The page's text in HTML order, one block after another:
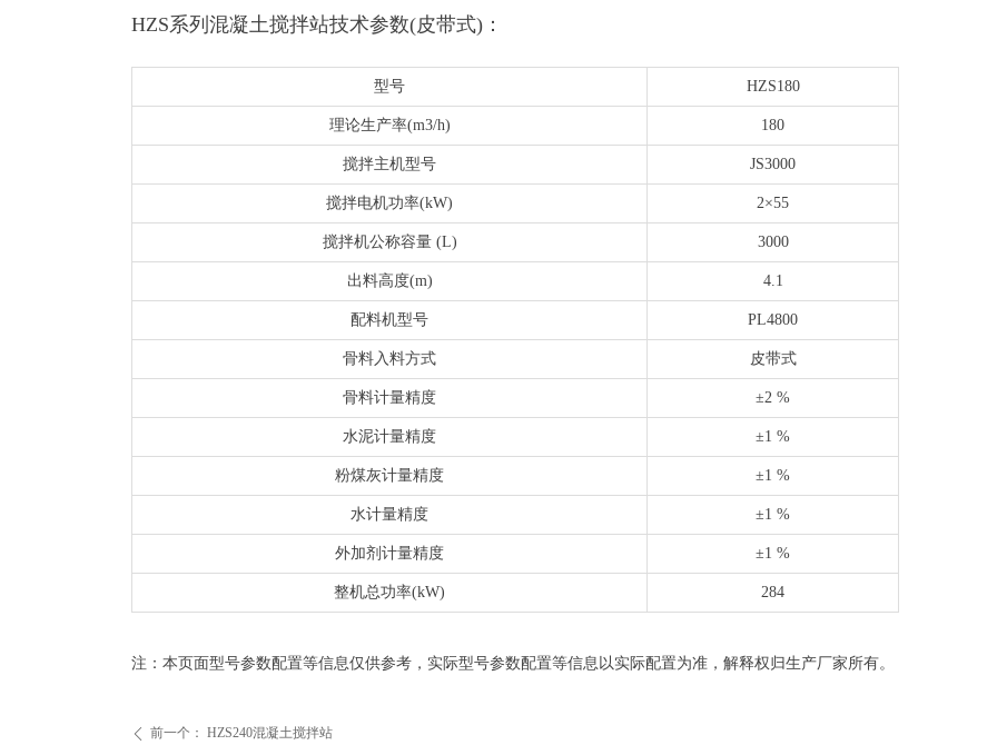
HZS系列混凝土搅拌站技术参数(皮带式)：
型号 HZS180
理论生产率(m3/h) 180
搅拌主机型号 JS3000
搅拌电机功率(kW) 2×55
搅拌机公称容量 (L) 3000
出料高度(m) 4.1
配料机型号 PL4800
骨料入料方式 皮带式
骨料计量精度 ±2 %
水泥计量精度 ±1 %
粉煤灰计量精度 ±1 %
水计量精度 ±1 %
外加剂计量精度 ±1 %
整机总功率(kW) 284
注：本页面型号参数配置等信息仅供参考，实际型号参数配置等信息以实际配置为准，解释权归生产厂家所有。
ꄴ 前一个： HZS240混凝土搅拌站